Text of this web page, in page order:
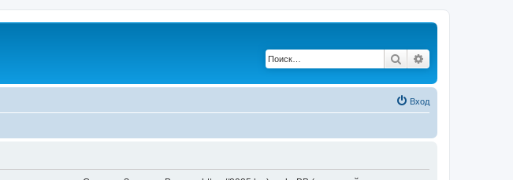
Поиск
Вход